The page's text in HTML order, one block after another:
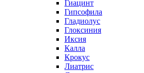
Гиацинт
Гипсофила
Гладиолус
Глоксиния
Иксия
Калла
Крокус
Лиатрис